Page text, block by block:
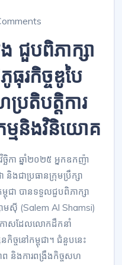
ជួបពិភាក្សា
រកិច្ចឌូបៃ
រតិបត្តិការ
មនិងវិនិយោគ
ឆិកា ឆ្នាំ២០២៥ អ្នកឧកញ៉ា
និងជាប្រធានក្រុមប្រឹក្សា
ជា បានទទួលជួបពិភាក្សា
មស៊ី (Salem Al Shamsi)
កាសដែលលោកដឹកនាំ
ច្ចនៅកម្ពុជា។ ជំនួបនេះ
ព និងការពង្រឹងកិច្ចសហ